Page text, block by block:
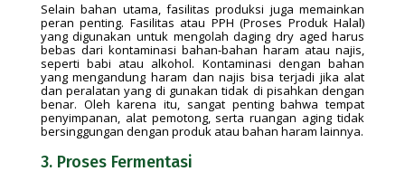
Selain bahan utama, fasilitas produksi juga memainkan
peran penting. Fasilitas atau PPH (Proses Produk Halal)
yang digunakan untuk mengolah daging dry aged harus
bebas dari kontaminasi bahan-bahan haram atau najis,
seperti babi atau alkohol. Kontaminasi dengan bahan
yang mengandung haram dan najis bisa terjadi jika alat
dan peralatan yang di gunakan tidak di pisahkan dengan
benar. Oleh karena itu, sangat penting bahwa tempat
penyimpanan, alat pemotong, serta ruangan aging tidak
bersinggungan dengan produk atau bahan haram lainnya.
3. Proses Fermentasi